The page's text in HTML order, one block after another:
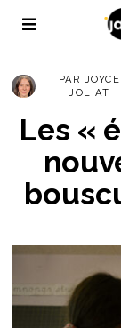
PAR JOYCE
JOLIAT
Les «